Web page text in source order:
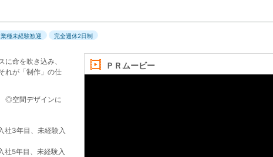
業種未経験歓迎 完全週休2日制
ＰＲムービー
命を吹き込み、
れが「制作」の仕
◎空間デザインに
社3年目、未経験入
社5年目、未経験入